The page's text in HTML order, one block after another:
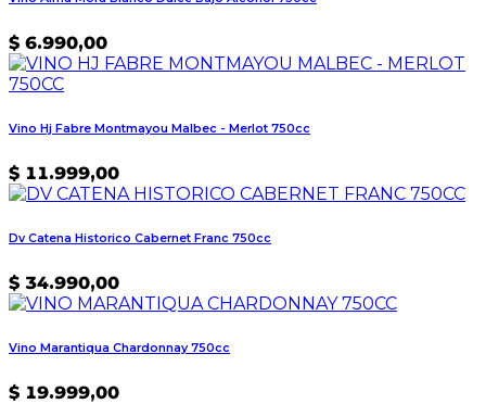
$ 6.990,00
Vino Hj Fabre Montmayou Malbec - Merlot 750cc
$ 11.999,00
Dv Catena Historico Cabernet Franc 750cc
$ 34.990,00
Vino Marantiqua Chardonnay 750cc
$ 19.999,00